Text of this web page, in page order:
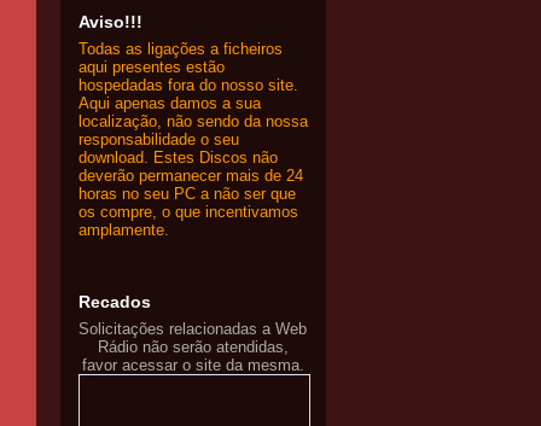
Aviso!!!
Todas as ligações a ficheiros
aqui presentes estão
hospedadas fora do nosso site.
Aqui apenas damos a sua
localização, não sendo da nossa
responsabilidade o seu
download. Estes Discos não
deverão permanecer mais de 24
horas no seu PC a não ser que
os compre, o que incentivamos
amplamente.
Recados
Solicitações relacionadas a Web
Rádio não serão atendidas,
favor acessar o site da mesma.